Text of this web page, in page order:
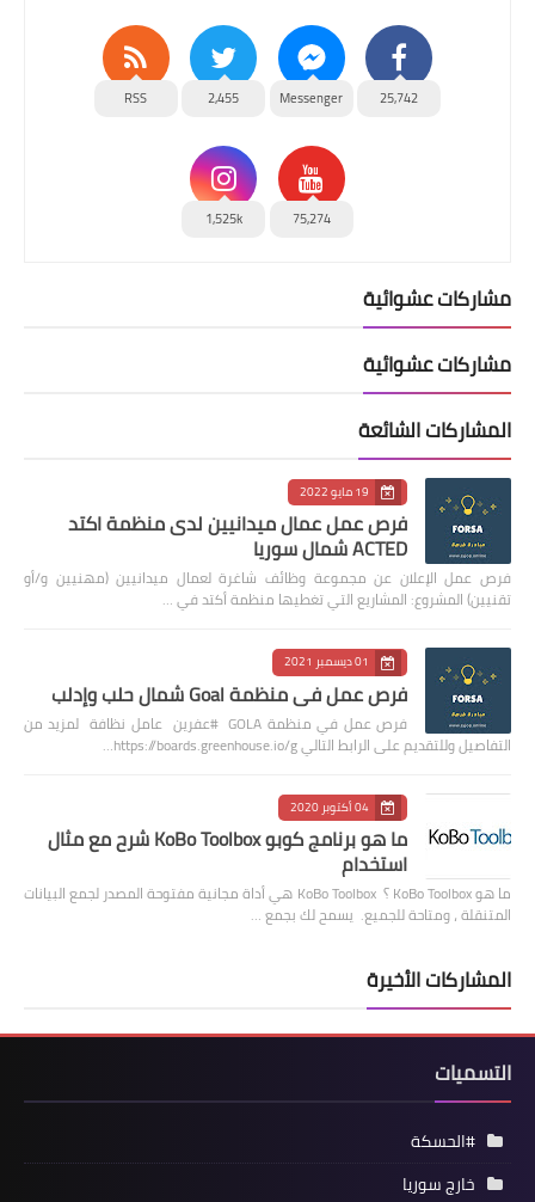
25,742
Messenger
2,455
RSS
75,274
1,525k
مشاركات عشوائية
مشاركات عشوائية
المشاركات الشائعة
19 مايو 2022
فرص عمل عمال ميدانيين لدى منظمة اكتد
ACTED شمال سوريا
فرص عمل الإعلان عن مجموعة وظائف شاغرة لعمال ميدانيين (مهنيين و/أو
تقنيين) المشروع: المشاريع التي تغطيها منظمة أكتد في …
01 ديسمبر 2021
فرص عمل في منظمة Goal شمال حلب وإدلب
فرص عمل في منظمة GOLA #عفرين عامل نظافة لمزيد من
التفاصيل وللتقديم على الرابط التالي https://boards.greenhouse.io/g…
04 أكتوبر 2020
ما هو برنامج كوبو KoBo Toolbox شرح مع مثال
استخدام
ما هو KoBo Toolbox ؟ KoBo Toolbox هي أداة مجانية مفتوحة المصدر لجمع البيانات
المتنقلة ، ومتاحة للجميع. يسمح لك بجمع …
المشاركات الأخيرة
التسميات
#الحسكة
خارج سوريا